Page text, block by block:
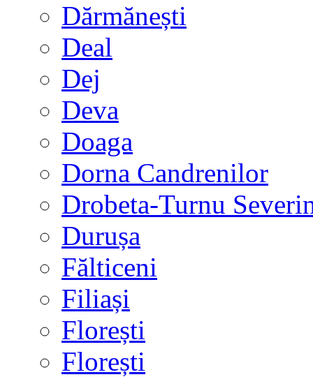
Dărmănești
Deal
Dej
Deva
Doaga
Dorna Candrenilor
Drobeta-Turnu
Durușa
Fălticeni
Filiași
Florești
Florești